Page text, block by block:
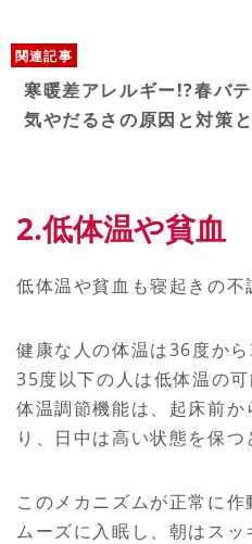
関連記事
寒暖差アレルギー!?春バ
気やだるさの原因と対策
2.低体温や貧血
低体温や貧血も寝起きの不
健康な人の体温は36度か
35度以下の人は低体温の
体温調節機能は、起床前
り、日中は高い状態を保つ
このメカニズムが正常に
ムーズに入眠し、朝はス